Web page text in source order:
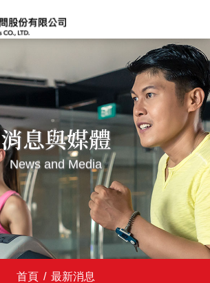
消息與媒體
News and Media
首頁 / 最新消息